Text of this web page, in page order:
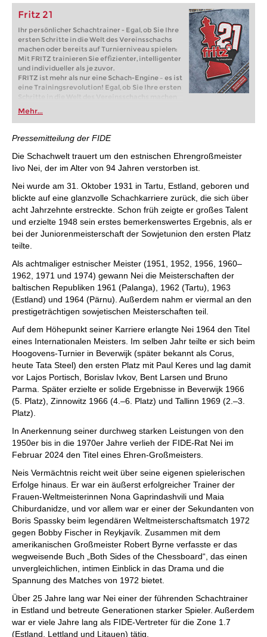
Fritz 21
Ihr persönlicher Schachtrainer - Egal, ob Sie Ihre
ersten Schritte in die Welt des Vereinsschachs
machen oder bereits auf Turnierniveau spielen:
Mit FRITZ trainieren Sie effizienter, intelligenter
und individueller als je zuvor.
FRITZ ist mehr als nur eine Schach-Engine – es ist
eine Trainingsrevolution! Egal, ob Sie Ihre ersten
Schritte in die Welt des Vereinsschachs machen
oder bereits auf Turnierniveau spielen: Mit
FRITZ trainieren Sie effizienter, intelligenter und
individueller als je zuvor.
Mehr...
Pressemitteilung der FIDE
Die Schachwelt trauert um den estnischen Ehrengroßmeister
Iivo Nei, der im Alter von 94 Jahren verstorben ist.
Nei wurde am 31. Oktober 1931 in Tartu, Estland, geboren und
blickte auf eine glanzvolle Schachkarriere zurück, die sich über
acht Jahrzehnte erstreckte. Schon früh zeigte er großes Talent
und erzielte 1948 sein erstes bemerkenswertes Ergebnis, als er
bei der Juniorenmeisterschaft der Sowjetunion den ersten Platz
teilte.
Als achtmaliger estnischer Meister (1951, 1952, 1956, 1960–
1962, 1971 und 1974) gewann Nei die Meisterschaften der
baltischen Republiken 1961 (Palanga), 1962 (Tartu), 1963
(Estland) und 1964 (Pärnu). Außerdem nahm er viermal an den
prestigeträchtigen sowjetischen Meisterschaften teil.
Auf dem Höhepunkt seiner Karriere erlangte Nei 1964 den Titel
eines Internationalen Meisters. Im selben Jahr teilte er sich beim
Hoogovens-Turnier in Beverwijk (später bekannt als Corus,
heute Tata Steel) den ersten Platz mit Paul Keres und lag damit
vor Lajos Portisch, Borislav Ivkov, Bent Larsen und Bruno
Parma. Später erzielte er solide Ergebnisse in Beverwijk 1966
(5. Platz), Zinnowitz 1966 (4.–6. Platz) und Tallinn 1969 (2.–3.
Platz).
In Anerkennung seiner durchweg starken Leistungen von den
1950er bis in die 1970er Jahre verlieh der FIDE-Rat Nei im
Februar 2024 den Titel eines Ehren-Großmeisters.
Neis Vermächtnis reicht weit über seine eigenen spielerischen
Erfolge hinaus. Er war ein äußerst erfolgreicher Trainer der
Frauen-Weltmeisterinnen Nona Gaprindashvili und Maia
Chiburdanidze, und vor allem war er einer der Sekundanten von
Boris Spassky beim legendären Weltmeisterschaftsmatch 1972
gegen Bobby Fischer in Reykjavík. Zusammen mit dem
amerikanischen Großmeister Robert Byrne verfasste er das
wegweisende Buch „Both Sides of the Chessboard“, das einen
unvergleichlichen, intimen Einblick in das Drama und die
Spannung des Matches von 1972 bietet.
Über 25 Jahre lang war Nei einer der führenden Schachtrainer
in Estland und betreute Generationen starker Spieler. Außerdem
war er viele Jahre lang als FIDE-Vertreter für die Zone 1.7
(Estland, Lettland und Litauen) tätig.